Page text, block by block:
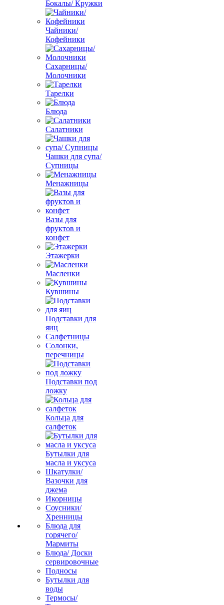
Бокалы/ Кружки
Чайники/
Кофейники
Сахарницы/
Молочники
Тарелки
Блюда
Салатники
Чашки для супа/
Супницы
Менажницы
Вазы для
фруктов и
конфет
Этажерки
Масленки
Кувшины
Подставки для
яиц
Салфетницы
Солонки,
перечницы
Подставки под
ложку
Кольца для
салфеток
Бутылки для
масла и уксуса
Шкатулки/
Вазочки для
джема
Икорницы
Соусники/
Хренницы
Блюда для
горячего/
Мармиты
Блюда/ Доски
сервировочные
Подносы
Бутылки для
воды
Термосы/